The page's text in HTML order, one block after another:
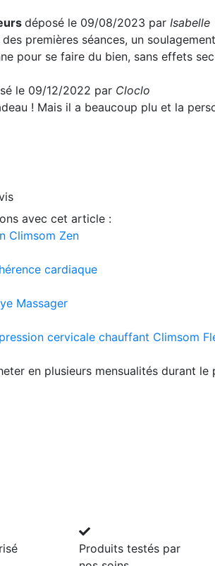
déposé le 09/08/2023 par Isabelle
premières séances, un
pour se faire du bien, sans effets
le 09/12/2022 par Cloclo
! Mais il a beaucoup plu et la
avec cet article :
Climsom Zen
cardiaque
Massager
cervicale chauffant Climsom
en plusieurs mensualités durant le
Produits testés par